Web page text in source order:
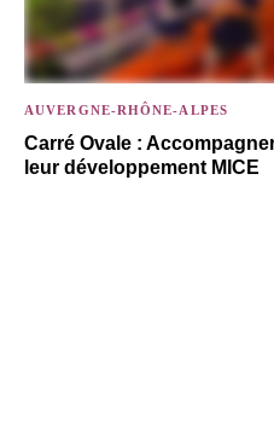
AUVERGNE-RHÔNE-ALPES
Carré Ovale :
leur développement MICE